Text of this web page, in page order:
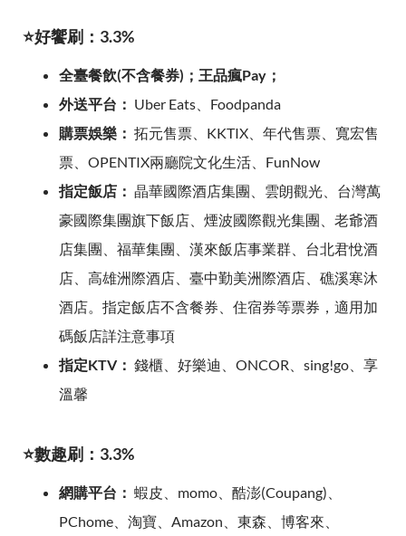
⭐好饗刷：3.3%
全臺餐飲(不含餐券)；王品瘋Pay；
外送平台： Uber Eats、Foodpanda
購票娛樂： 拓元售票、KKTIX、年代售票、寬宏售
票、OPENTIX兩廳院文化生活、FunNow
指定飯店： 晶華國際酒店集團、雲朗觀光、台灣萬
豪國際集團旗下飯店、煙波國際觀光集團、老爺酒
店集團、福華集團、漢來飯店事業群、台北君悅酒
店、高雄洲際酒店、臺中勤美洲際酒店、礁溪寒沐
酒店。指定飯店不含餐券、住宿券等票券，適用加
碼飯店詳注意事項
指定KTV： 錢櫃、好樂迪、ONCOR、sing!go、享
溫馨
⭐數趣刷：3.3%
網購平台： 蝦皮、momo、酷澎(Coupang)、
PChome、淘寶、Amazon、東森、博客來、